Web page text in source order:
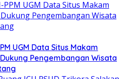
UGM Data Situs Makam
Pengembangan Wisata